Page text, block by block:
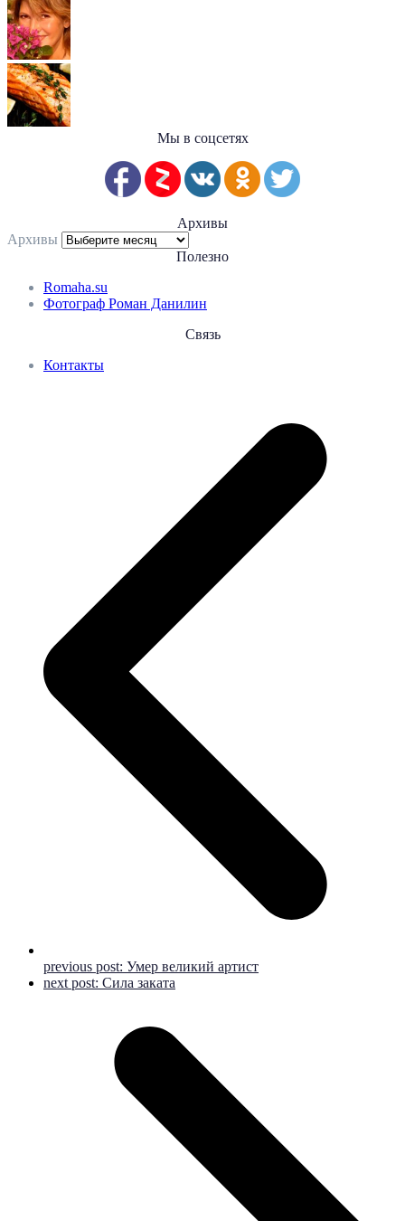
Мы в соцсетях
Архивы
Архивы
Полезно
Romaha.su
Фотограф Роман Данилин
Связь
Контакты
previous post: Умер великий артист
next post: Сила заката